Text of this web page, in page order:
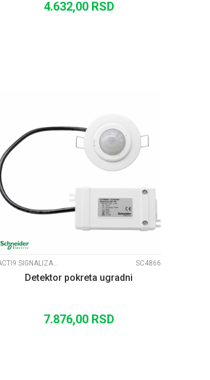
4.632,00 RSD
ACTI9 SIGNALIZACIJA SC4866
Detektor pokreta ugradni
7.876,00 RSD